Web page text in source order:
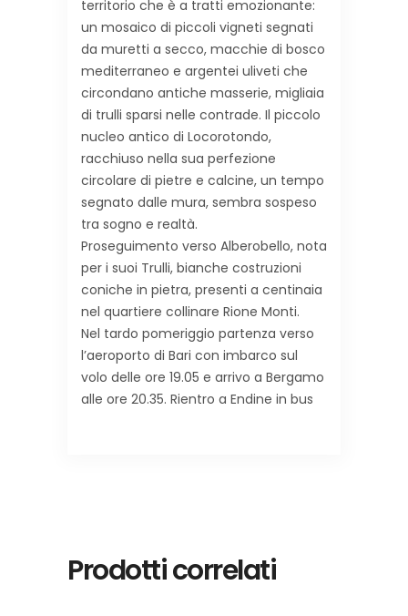
territorio che è a tratti emozionante:
un mosaico di piccoli vigneti segnati
da muretti a secco, macchie di bosco
mediterraneo e argentei uliveti che
circondano antiche masserie, migliaia
di trulli sparsi nelle contrade. Il piccolo
nucleo antico di Locorotondo,
racchiuso nella sua perfezione
circolare di pietre e calcine, un tempo
segnato dalle mura, sembra sospeso
tra sogno e realtà.
Proseguimento verso Alberobello, nota
per i suoi Trulli, bianche costruzioni
coniche in pietra, presenti a centinaia
nel quartiere collinare Rione Monti.
Nel tardo pomeriggio partenza verso
l’aeroporto di Bari con imbarco sul
volo delle ore 19.05 e arrivo a Bergamo
alle ore 20.35. Rientro a Endine in bus
Prodotti correlati